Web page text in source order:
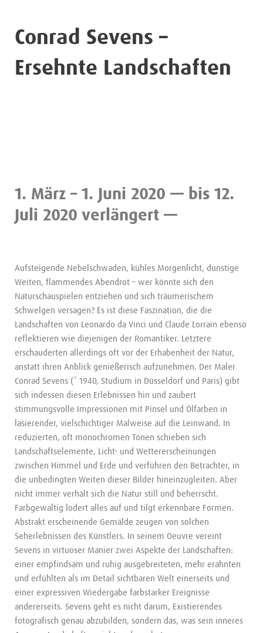
Conrad Sevens –
Ersehnte Landschaften
1. März – 1. Juni 2020 — bis 12.
Juli 2020 verlängert —
Aufsteigende Nebelschwaden, kühles Morgenlicht, dunstige
Weiten, flammendes Abendrot – wer könnte sich den
Naturschauspielen entziehen und sich träumerischem
Schwelgen versagen? Es ist diese Faszination, die die
Landschaften von Leonardo da Vinci und Claude Lorrain ebenso
reflektieren wie diejenigen der Romantiker. Letztere
erschauderten allerdings oft vor der Erhabenheit der Natur,
anstatt ihren Anblick genießerisch aufzunehmen. Der Maler
Conrad Sevens (* 1940, Studium in Düsseldorf und Paris) gibt
sich indessen diesen Erlebnissen hin und zaubert
stimmungsvolle Impressionen mit Pinsel und Ölfarben in
lasierender, vielschichtiger Malweise auf die Leinwand. In
reduzierten, oft monochromen Tönen schieben sich
Landschaftselemente, Licht- und Wettererscheinungen
zwischen Himmel und Erde und verführen den Betrachter, in
die unbedingten Weiten dieser Bilder hineinzugleiten. Aber
nicht immer verhält sich die Natur still und beherrscht.
Farbgewaltig lodert alles auf und tilgt erkennbare Formen.
Abstrakt erscheinende Gemälde zeugen von solchen
Seherlebnissen des Künstlers. In seinem Oeuvre vereint
Sevens in virtuoser Manier zwei Aspekte der Landschaften:
einer empfindsam und ruhig ausgebreiteten, mehr erahnten
und erfühlten als im Detail sichtbaren Welt einerseits und
einer expressiven Wiedergabe farbstarker Ereignisse
andererseits. Sevens geht es nicht darum, Existierendes
fotografisch genau abzubilden, sondern das, was sein inneres